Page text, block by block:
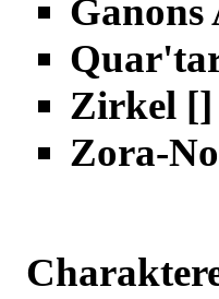
Ganons
Zirkel []
Zora-